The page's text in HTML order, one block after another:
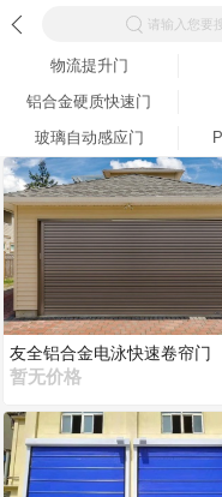
请输入您要
物流提升门
铝合金硬质快速门
玻璃自动感应门
友全铝合金电泳快速卷帘门
暂无价格